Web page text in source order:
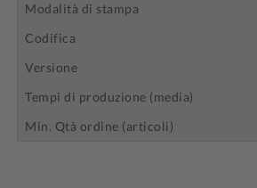
Modalità di stampa
Codifica
Versione
Tempi di produzione (media)
Min. Qtà ordine (articoli)